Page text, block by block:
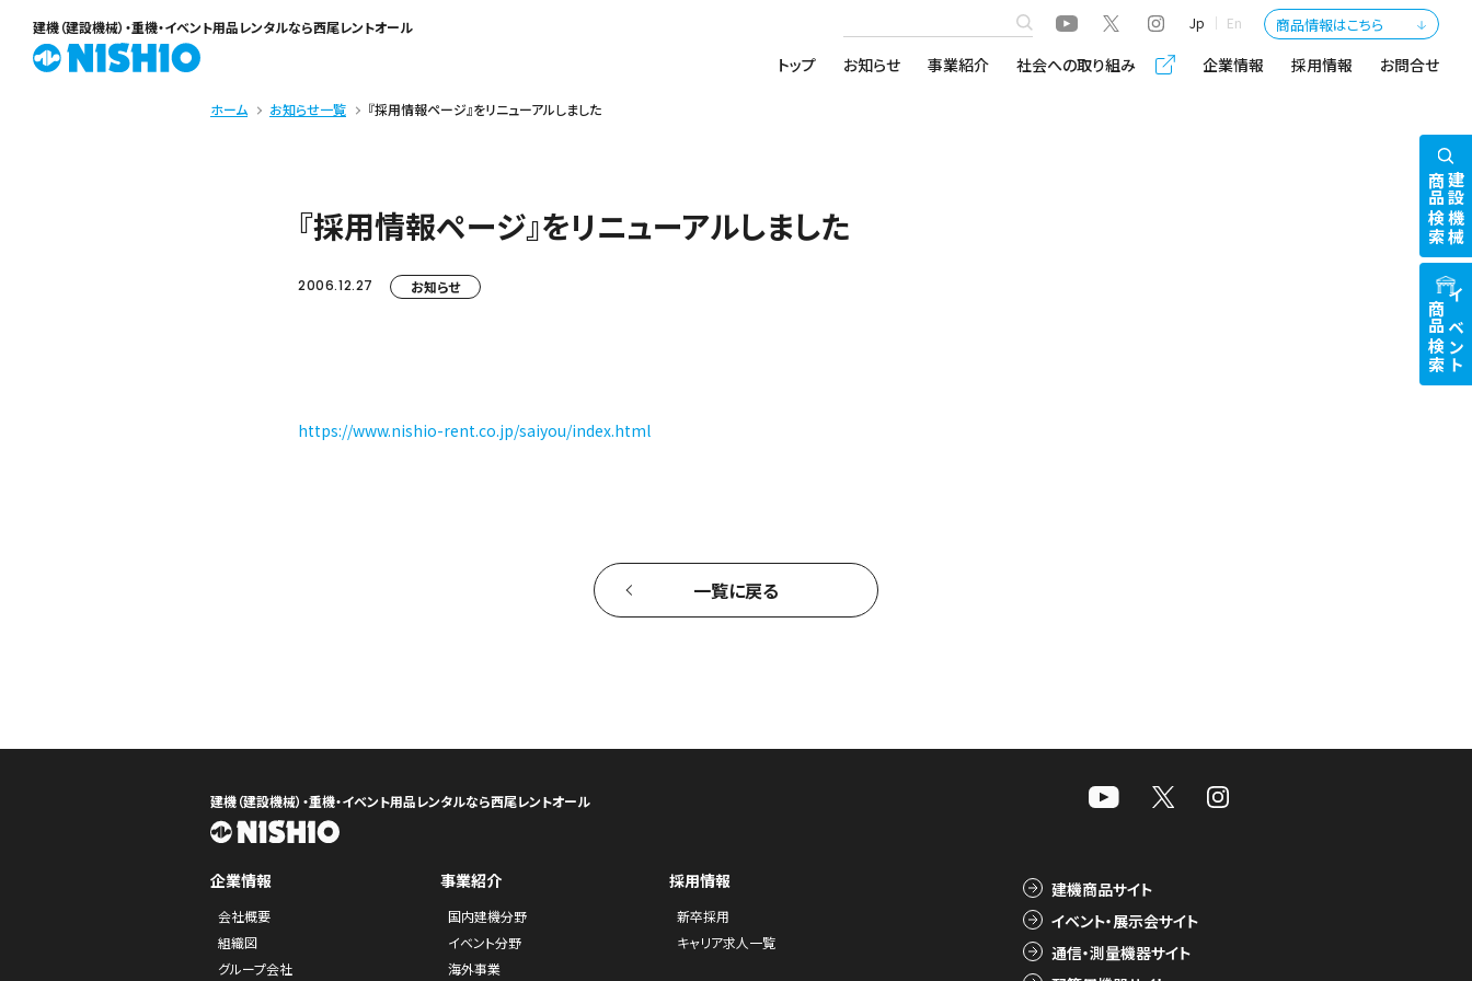
建機（建設機械）・重機・イベント用品レンタルなら西尾レントオール Jp En 商品情報はこちら
トップ お知らせ 事業紹介 社会への取り組み 企業情報 採用情報 お問合せ
ホーム お知らせ一覧 『採用情報ページ』をリニューアルしました
『採用情報ページ』をリニューアルしました
2006.12.27 お知らせ
https://www.nishio-rent.co.jp/saiyou/index.html
一覧に戻る
建設機械
商品検索
イベント
商品検索
建機（建設機械）・重機・イベント用品レンタルなら西尾レントオール
企業情報
会社概要
組織図
グループ会社
事業紹介
国内建機分野
イベント分野
海外事業
採用情報
新卒採用
キャリア求人一覧
建機商品サイト
イベント・展示会サイト
通信・測量機器サイト